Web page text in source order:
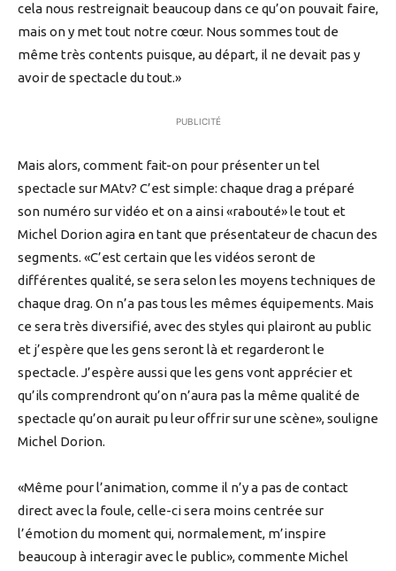
cela nous restreignait beaucoup dans ce qu’on pouvait faire,
mais on y met tout notre cœur. Nous sommes tout de
même très contents puisque, au départ, il ne devait pas y
avoir de spectacle du tout.»
PUBLICITÉ
Mais alors, comment fait-on pour présenter un tel
spectacle sur MAtv? C’est simple: chaque drag a préparé
son numéro sur vidéo et on a ainsi «rabouté» le tout et
Michel Dorion agira en tant que présentateur de chacun des
segments. «C’est certain que les vidéos seront de
différentes qualité, se sera selon les moyens techniques de
chaque drag. On n’a pas tous les mêmes équipements. Mais
ce sera très diversifié, avec des styles qui plairont au public
et j’espère que les gens seront là et regarderont le
spectacle. J’espère aussi que les gens vont apprécier et
qu’ils comprendront qu’on n’aura pas la même qualité de
spectacle qu’on aurait pu leur offrir sur une scène», souligne
Michel Dorion.
«Même pour l’animation, comme il n’y a pas de contact
direct avec la foule, celle-ci sera moins centrée sur
l’émotion du moment qui, normalement, m’inspire
beaucoup à interagir avec le public», commente Michel